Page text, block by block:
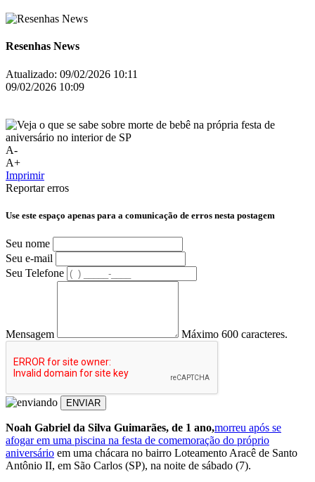
Resenhas News
Atualizado: 09/02/2026 10:11
09/02/2026 10:09
A-
A+
Imprimir
Reportar erros
Use este espaço apenas para a comunicação de erros nesta postagem
Seu nome
Seu e-mail
Seu Telefone
Mensagem Máximo 600 caracteres.
ENVIAR
Noah Gabriel da Silva Guimarães, de 1 ano,morreu após se
afogar em uma piscina na festa de comemoração do próprio
aniversário em uma chácara no bairro Loteamento Aracê de Santo
Antônio II, em São Carlos (SP), na noite de sábado (7).